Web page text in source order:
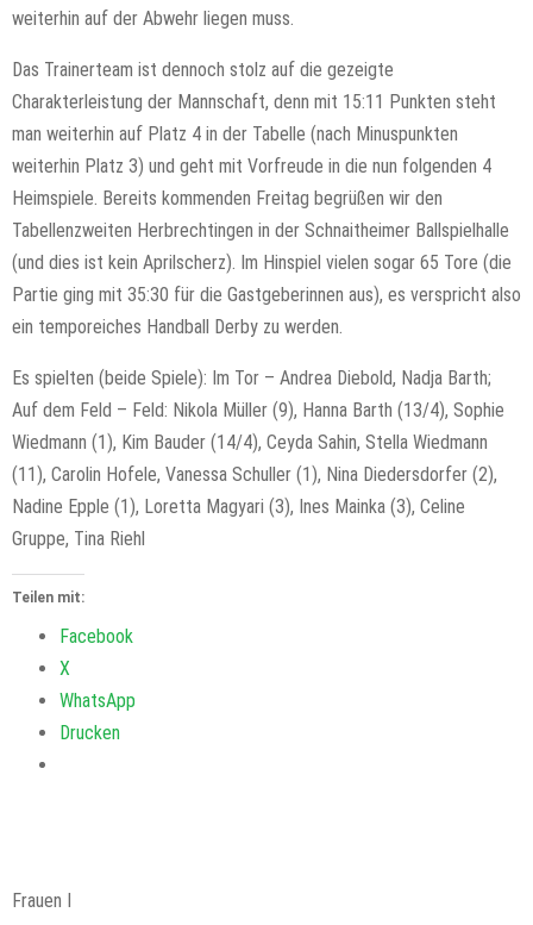
weiterhin auf der Abwehr liegen muss.
Das Trainerteam ist dennoch stolz auf die gezeigte
Charakterleistung der Mannschaft, denn mit 15:11 Punkten steht
man weiterhin auf Platz 4 in der Tabelle (nach Minuspunkten
weiterhin Platz 3) und geht mit Vorfreude in die nun folgenden 4
Heimspiele. Bereits kommenden Freitag begrüßen wir den
Tabellenzweiten Herbrechtingen in der Schnaitheimer Ballspielhalle
(und dies ist kein Aprilscherz). Im Hinspiel vielen sogar 65 Tore (die
Partie ging mit 35:30 für die Gastgeberinnen aus), es verspricht also
ein temporeiches Handball Derby zu werden.
Es spielten (beide Spiele): Im Tor – Andrea Diebold, Nadja Barth;
Auf dem Feld – Feld: Nikola Müller (9), Hanna Barth (13/4), Sophie
Wiedmann (1), Kim Bauder (14/4), Ceyda Sahin, Stella Wiedmann
(11), Carolin Hofele, Vanessa Schuller (1), Nina Diedersdorfer (2),
Nadine Epple (1), Loretta Magyari (3), Ines Mainka (3), Celine
Gruppe, Tina Riehl
Teilen mit:
Facebook
X
WhatsApp
Drucken
Frauen I